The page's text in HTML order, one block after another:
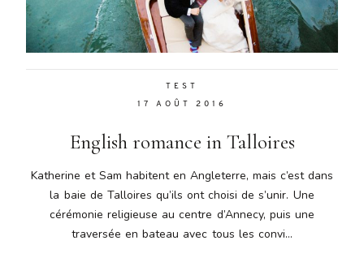
TEST
17 AOÛT 2016
English romance in Talloires
Katherine et Sam habitent en Angleterre, mais c’est dans
la baie de Talloires qu’ils ont choisi de s’unir. Une
cérémonie religieuse au centre d’Annecy, puis une
traversée en bateau avec tous les convi...